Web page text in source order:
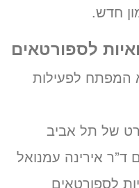
חדש.
לספורטאים
המפתח לפעילות
של תל אביב
אירינה עמנואל
לספורטאים